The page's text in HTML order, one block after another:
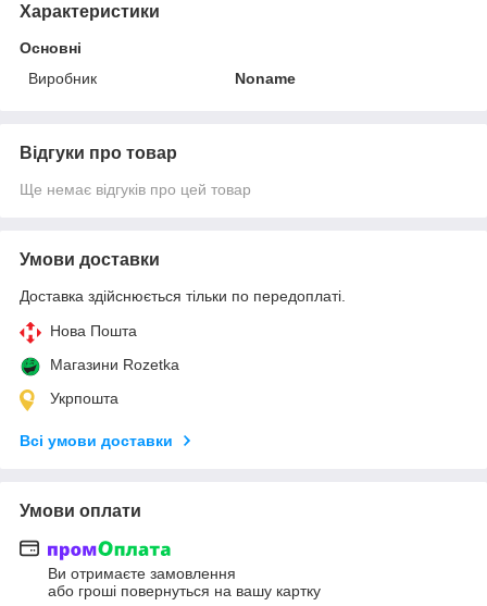
Характеристики
Основні
Виробник
Noname
Відгуки про товар
Ще немає відгуків про цей товар
Умови доставки
Доставка здійснюється тільки по передоплаті.
Нова Пошта
Магазини Rozetka
Укрпошта
Всі умови доставки
Умови оплати
Ви отримаєте замовлення
або гроші повернуться на вашу картку